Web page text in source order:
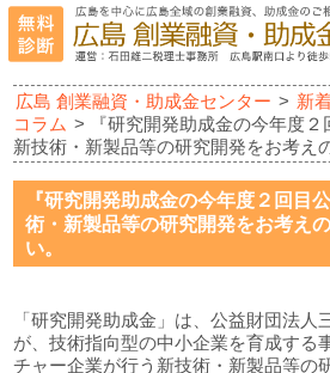
広島 創業融資・助成金センター > 新
コラム > 『研究開発助成金の今年度
新技術・新製品等の研究開発をお考え
『研究開発助成金の今年度２回目
術・新製品等の研究開発をお考え
い。
「研究開発助成金」は、公益財団法人
が、技術指向型の中小企業を育成する
チャー企業が行う新技術・新製品等の